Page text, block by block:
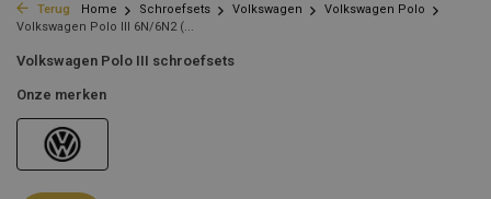
Terug Home Schroefsets Volkswagen
Volkswagen Polo
Volkswagen Polo III 6N/6N2 (...
Volkswagen Polo III schroefsets
Onze merken